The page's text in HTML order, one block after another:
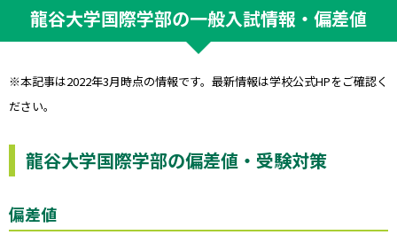
龍谷大学国際学部の一般入試情報・偏差値
※本記事は2022年3月時点の情報です。最新情報は学校公式HPをご確認く
ださい。
龍谷大学国際学部の偏差値・受験対策
偏差値